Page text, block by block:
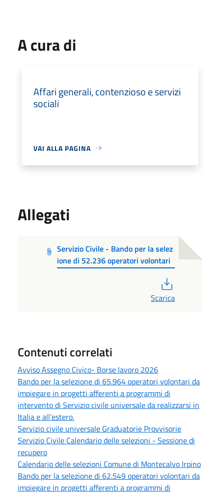
A cura di
Affari generali, contenzioso e servizi
sociali
VAI ALLA PAGINA
Allegati
Servizio Civile - Bando per la selez
ione di 52.236 operatori volontari
Scarica
Contenuti correlati
Avviso Assegno Civico- Borse lavoro 2026
Bando per la selezione di 65.964 operatori volontari da
impiegare in progetti afferenti a programmi di
intervento di Servizio civile universale da realizzarsi in
Italia e all’estero.
Servizio civile universale Graduatorie Provvisorie
Servizio Civile Calendario delle selezioni - Sessione di
recupero
Calendario delle selezioni Comune di Montecalvo Irpino
Bando per la selezione di 62.549 operatori volontari da
impiegare in progetti afferenti a programmi di